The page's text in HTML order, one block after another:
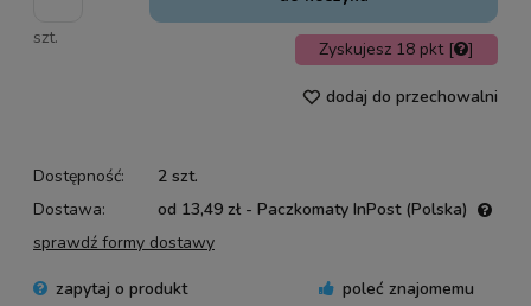
szt.
Zyskujesz 18 pkt [ ]
dodaj do przechowalni
Dostępność:
2 szt.
Dostawa:
od 13,49 zł - Paczkomaty InPost (Polska)
sprawdź formy dostawy
zapytaj o produkt
poleć znajomemu